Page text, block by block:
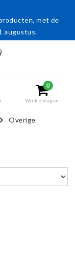
met de
augustus.
0
Winkelwagen
Overige